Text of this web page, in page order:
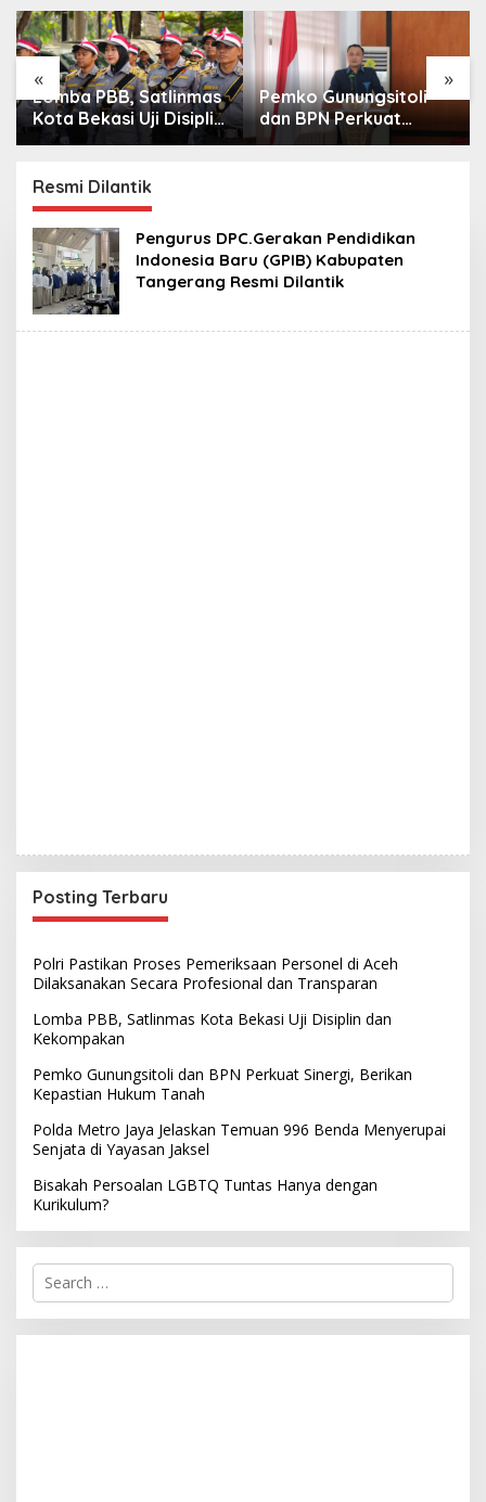
« »
Lomba PBB, Satlinmas
Kota Bekasi Uji Disiplin
dan Kekompakan
Pemko Gunungsitoli
dan BPN Perkuat
Sinergi, Berikan
Resmi Dilantik
Pengurus DPC.Gerakan Pendidikan
Indonesia Baru (GPIB) Kabupaten
Tangerang Resmi Dilantik
Posting Terbaru
Polri Pastikan Proses Pemeriksaan Personel di Aceh
Dilaksanakan Secara Profesional dan Transparan
Lomba PBB, Satlinmas Kota Bekasi Uji Disiplin dan
Kekompakan
Pemko Gunungsitoli dan BPN Perkuat Sinergi, Berikan
Kepastian Hukum Tanah
Polda Metro Jaya Jelaskan Temuan 996 Benda Menyerupai
Senjata di Yayasan Jaksel
Bisakah Persoalan LGBTQ Tuntas Hanya dengan
Kurikulum?
S
r